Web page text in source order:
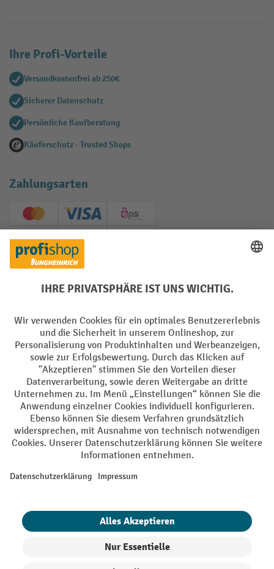
Ihre Profi-Vorteile
Versandkostenfrei ab 250€
Sicherer Datenschutz
Persönliche Kaufberatung
Käuferschutz - Trusted Shops
Zahlungsarten
Creditcard (Master)Creditcard (Visa)
EPS
PayPal
Soziale Netzwerke
Impressum Datenschutz
Barrierefreiheit Privacy Settings
Alle Preise exkl. gesetzl. Mehrwertsteuer zzgl.Versandkostenund ggf.
Nachnahmegebühren, wenn nicht anders angegeben.
¹ Der Rabatt gilt so lange der Vorrat reicht. Der Rabatt gilt nicht auf
oder Gutscheinen ist nicht möglich. | ² Der Rabatt wird einmalig bei
eingelöst werden. Die Höhe des Rabatts variiert je nach
Produktkategorie und beträgt bis zu 10 % (10 % auf Lager, Umwelt,
Heben | 7% auf Büro). Ausgenommen sind Elektro-Hubwagen,